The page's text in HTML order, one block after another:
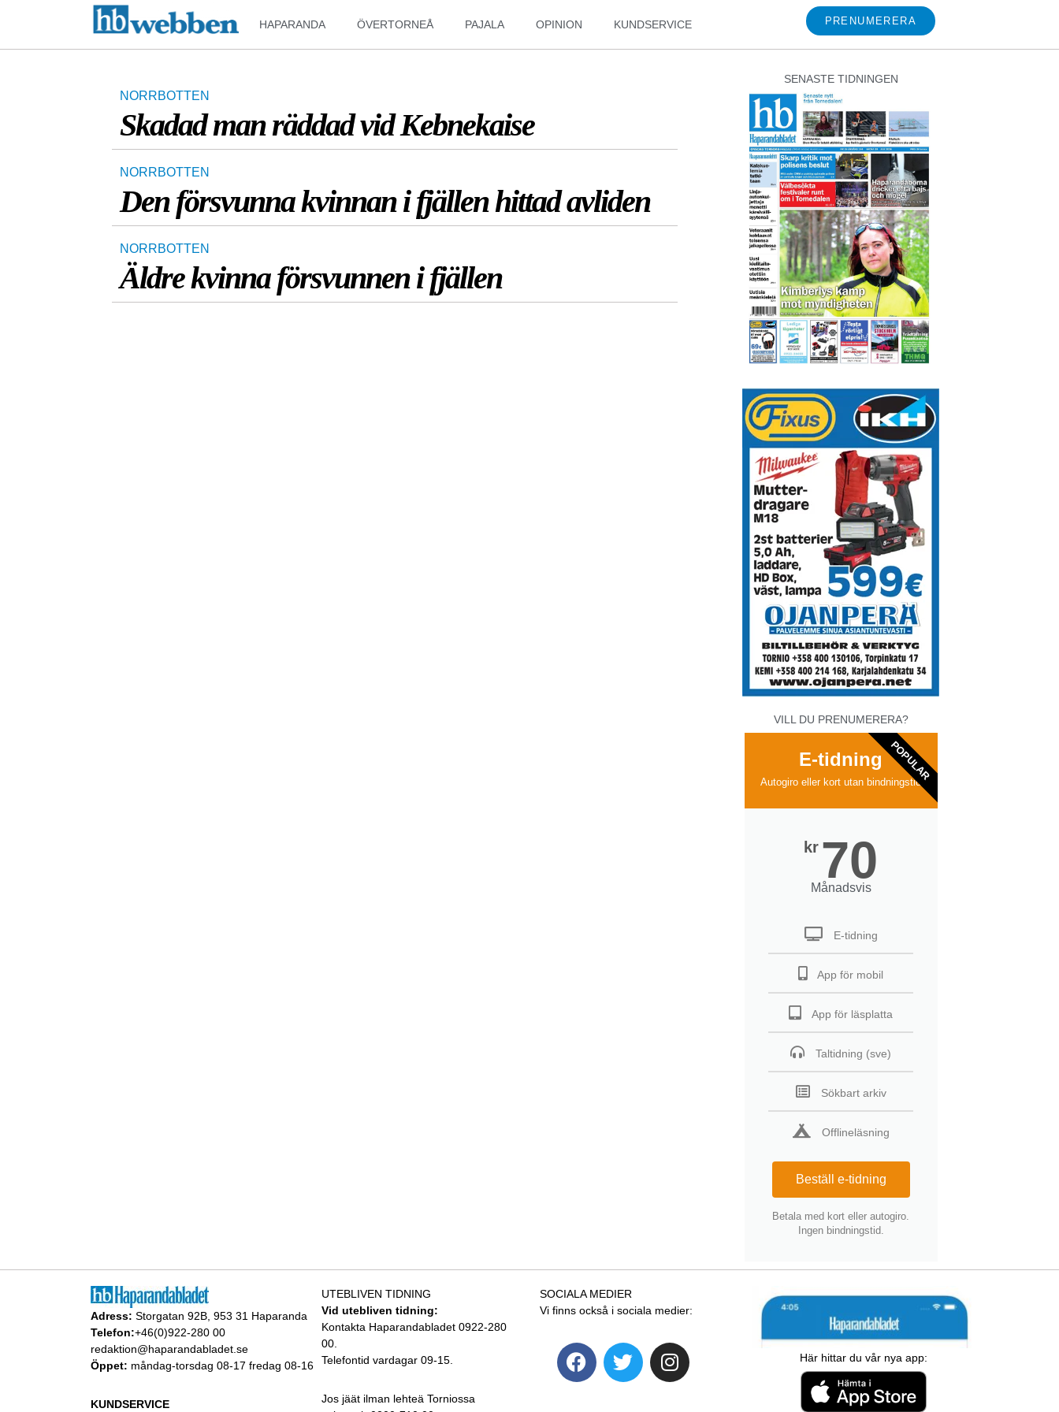
HAPARANDA ÖVERTORNEÅ PAJALA OPINION KUNDSERVICE PRENUMERERA
NORRBOTTEN
Skadad man räddad vid Kebnekaise
NORRBOTTEN
Den försvunna kvinnan i fjällen hittad avliden
NORRBOTTEN
Äldre kvinna försvunnen i fjällen
SENASTE TIDNINGEN
VILL DU PRENUMERERA?
E-tidning
Autogiro eller kort utan bindningstid
kr 70
Månadsvis
E-tidning
App för mobil
App för läsplatta
Taltidning (sve)
Sökbart arkiv
Offlineläsning
Beställ e-tidning
Betala med kort eller autogiro.
Ingen bindningstid.
POPULAR
Adress: Storgatan 92B, 953 31 Haparanda
Telefon:+46(0)922-280 00
redaktion@haparandabladet.se
Öppet: måndag-torsdag 08-17 fredag 08-16
KUNDSERVICE
UTEBLIVEN TIDNING
Vid utebliven tidning:
Kontakta Haparandabladet 0922-280
00.
Telefontid vardagar 09-15.
Jos jäät ilman lehteä Torniossa
SOCIALA MEDIER
Vi finns också i sociala medier:
Här hittar du vår nya app: